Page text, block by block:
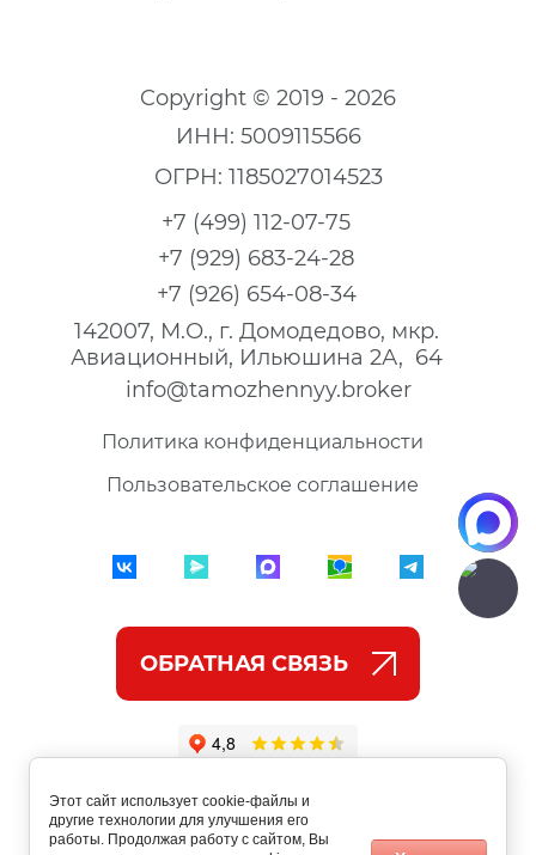
Copyright © 2019 - 2026
ИНН: 5009115566
ОГРН: 1185027014523
+7 (499) 112-07-75
+7 (929) 683-24-28
+7 (926) 654-08-34
142007, М.О., г. Домодедово, мкр.
Авиационный, Ильюшина 2А, 64
info@tamozhennyy.broker
Политика конфиденциальности
Пользовательское соглашение
ОБРАТНАЯ СВЯЗЬ
Этот сайт использует cookie-файлы и
другие технологии для улучшения его
работы. Продолжая работу с сайтом, Вы